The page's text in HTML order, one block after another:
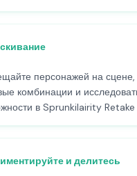
персонажей на сцене,
комбинации и
в Sprunkilairity Retake
и делитесь